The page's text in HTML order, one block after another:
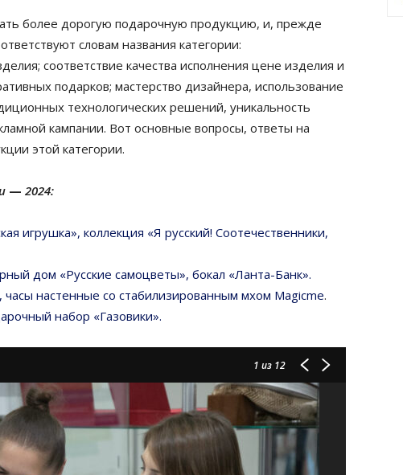
более дорогую подарочную продукцию, и, прежде
словам названия категории:
соответствие качества исполнения цене изделия и
подарков; мастерство дизайнера, использование
технологических решений, уникальность
кампании. Вот основные вопросы, ответы на
этой категории.
— 2024:
игрушка», коллекция «Я русский! Соотечественники,
дом «Русские самоцветы», бокал «Ланта-Банк».
настенные со стабилизированным мхом Magicme.
набор «Газовики».
1 из 12